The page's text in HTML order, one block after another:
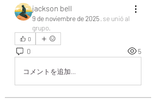
jackson bell
9 de noviembre de 2025· se unió al
grupo.
0
0 5
コメントを追加…